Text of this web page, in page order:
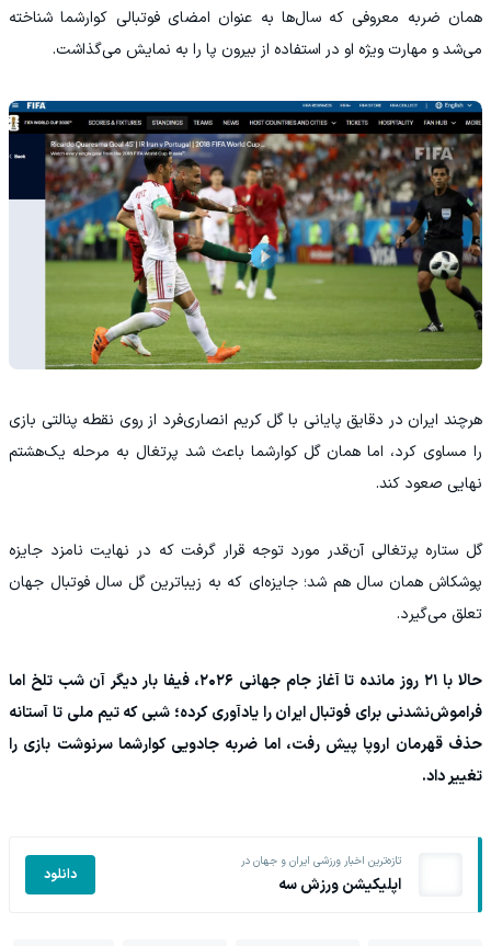
همان ضربه معروفی که سال‌ها به عنوان امضای فوتبالی کوارشما شناخته
می‌شد و مهارت ویژه او در استفاده از بیرون پا را به نمایش می‌گذاشت.
هرچند ایران در دقایق پایانی با گل کریم انصاری‌فرد از روی نقطه پنالتی بازی
را مساوی کرد، اما همان گل کوارشما باعث شد پرتغال به مرحله یک‌هشتم
نهایی صعود کند.
گل ستاره پرتغالی آن‌قدر مورد توجه قرار گرفت که در نهایت نامزد جایزه
پوشکاش همان سال هم شد؛ جایزه‌ای که به زیباترین گل سال فوتبال جهان
تعلق می‌گیرد.
حالا با ۲۱ روز مانده تا آغاز جام جهانی ۲۰۲۶، فیفا بار دیگر آن شب تلخ اما
فراموش‌نشدنی برای فوتبال ایران را یادآوری کرده؛ شبی که تیم ملی تا آستانه
حذف قهرمان اروپا پیش رفت، اما ضربه جادویی کوارشما سرنوشت بازی را
تغییر داد.
تازه‌ترین اخبار ورزشی ایران و جهان در
اپلیکیشن ورزش سه دانلود